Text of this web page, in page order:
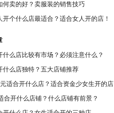
何卖的好？卖服装的销售技巧
开个什么店最适合？适合女人开的店！
什么店比较有市场？必须注意什么？
什么店独特？五大店铺推荐
适合开什么店？适合资金少女生开的店
合开什么店铺？什么店铺有前景？